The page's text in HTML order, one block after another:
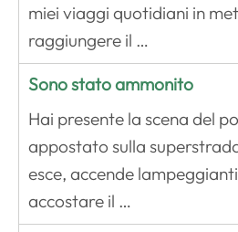
miei viaggi quotidiani in
raggiungere il …
Sono stato ammonito
Hai presente la scena del
appostato sulla
esce, accende
accostare il …